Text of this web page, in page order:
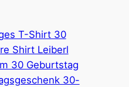
T-Shirt 30
Shirt Leiberl
30 Geburtstag
30-